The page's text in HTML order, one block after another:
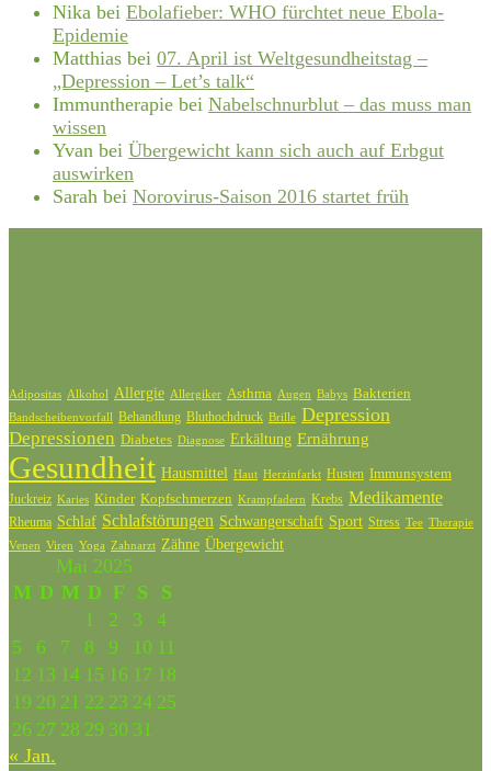
Nika bei Ebolafieber: WHO fürchtet neue Ebola-
Epidemie
Matthias bei 07. April ist Weltgesundheitstag –
„Depression – Let’s talk“
Immuntherapie bei Nabelschnurblut – das muss man
wissen
Yvan bei Übergewicht kann sich auch auf Erbgut
auswirken
Sarah bei Norovirus-Saison 2016 startet früh
Adipositas Alkohol Allergie Allergiker Asthma Augen Babys Bakterien
Bandscheibenvorfall Behandlung Bluthochdruck Brille Depression
Depressionen Diabetes Diagnose Erkältung Ernährung
Gesundheit Hausmittel Haut Herzinfarkt Husten Immunsystem
Juckreiz Karies Kinder Kopfschmerzen Krampfadern Krebs Medikamente
Rheuma Schlaf Schlafstörungen Schwangerschaft Sport Stress Tee Therapie
Venen Viren Yoga Zahnarzt Zähne Übergewicht
Mai 2025
M D M D F S
S
1
2 3
4
5
6 7 8 9 10 11
12 13 14 15 16 17 18
19 20 21 22 23 24 25
26 27 28 29 30 31
« Jan.